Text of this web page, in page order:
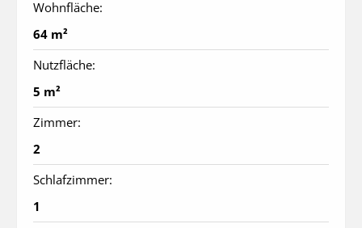
Wohnfläche:
64 m²
Nutzfläche:
5 m²
Zimmer:
2
Schlafzimmer:
1